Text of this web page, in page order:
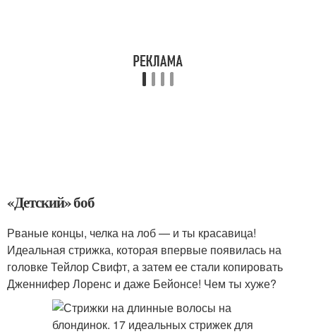
«Детский» боб
Рваные концы, челка на лоб — и ты красавица!
Идеальная стрижка, которая впервые появилась на
головке Тейлор Свифт, а затем ее стали копировать
Дженнифер Лоренс и даже Бейонсе! Чем ты хуже?